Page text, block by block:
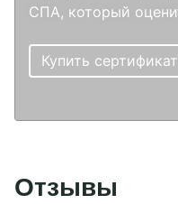
CПА, который
Купить сертификат
Отзывы